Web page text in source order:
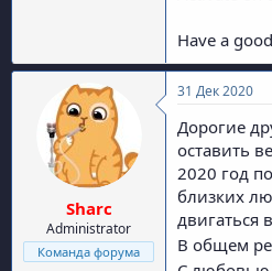
Have a
Sharc
Administrator
Команда форума
31 Дек 2020
Дорогие
оставить
2020 год
близких
двигаться
В общем